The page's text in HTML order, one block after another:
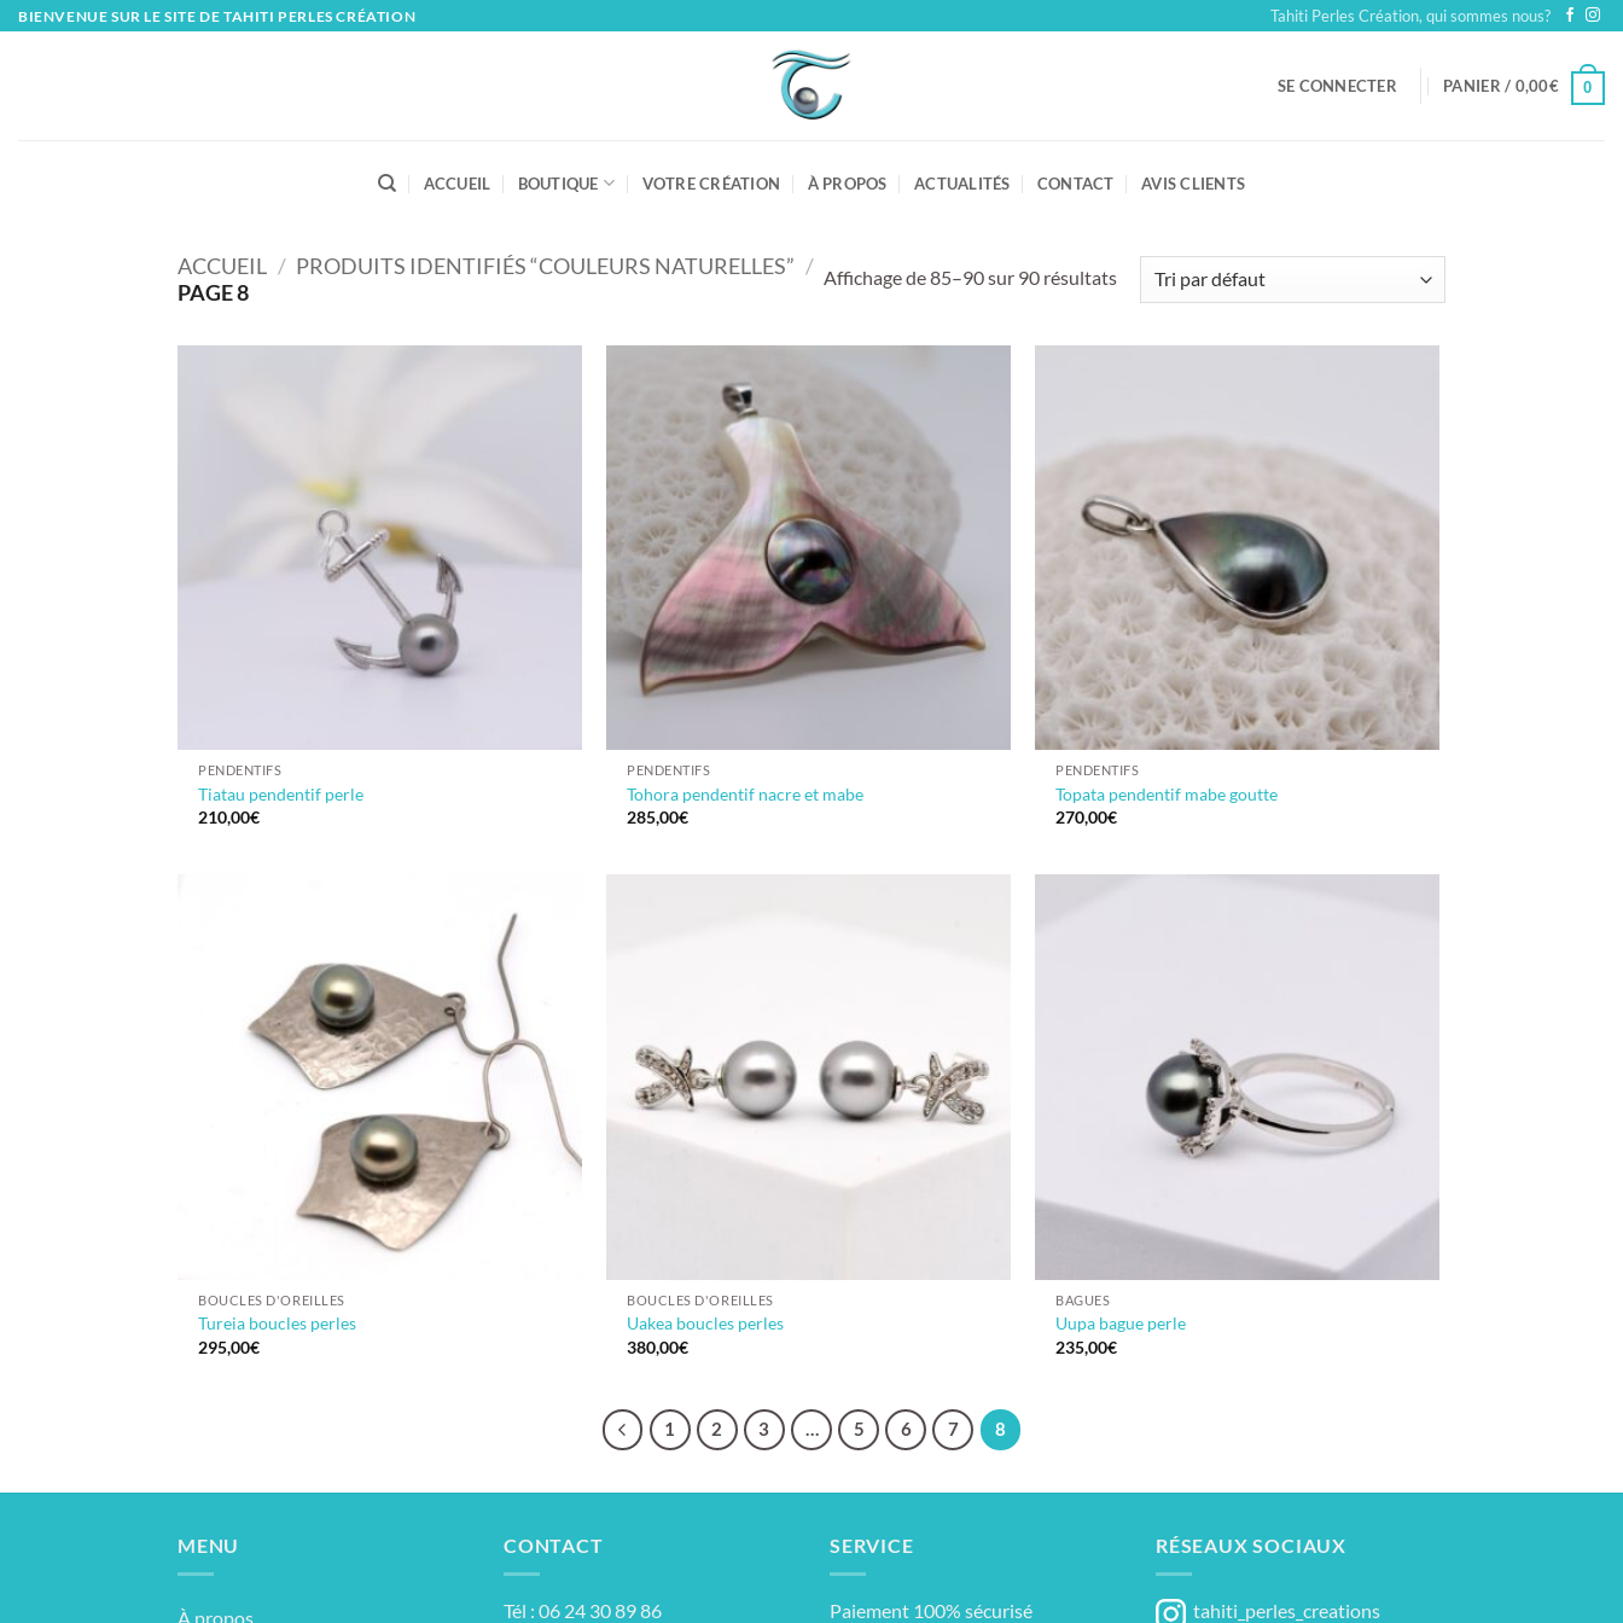
SkipBIENVENUE SUR LE SITE DE TAHITI PERLES CRÉATION Tahiti Perles Création, qui sommes nous?
SE CONNECTER PANIER / 0,00€ 0
ACCUEIL BOUTIQUE VOTRE CRÉATION À PROPOS ACTUALITÉS CONTACT AVIS CLIENTS
ACCUEIL / PRODUITS IDENTIFIÉS “COULEURS NATURELLES” /
PAGE 8
Affichage de 85–90 sur 90 résultats
PENDENTIFS
Tiatau pendentif perle
210,00€
PENDENTIFS
Tohora pendentif nacre et mabe
285,00€
PENDENTIFS
Topata pendentif mabe goutte
270,00€
BOUCLES D'OREILLES
Tureia boucles perles
295,00€
BOUCLES D'OREILLES
Uakea boucles perles
380,00€
BAGUES
Uupa bague perle
235,00€
1 2 3 … 5 6 7 8
MENU
À propos
CONTACT
Tél : 06 24 30 89 86
SERVICE
Paiement 100% sécurisé
RÉSEAUX SOCIAUX
tahiti_perles_creations